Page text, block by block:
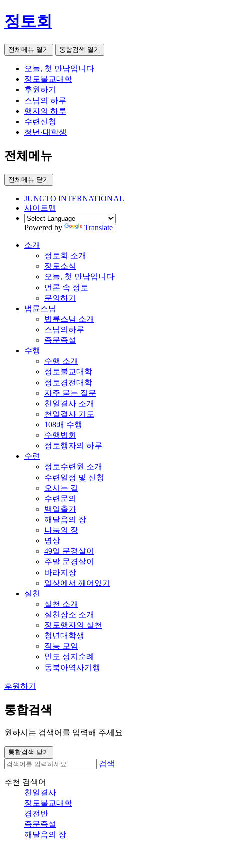
정토회
전체메뉴 열기 통합검색 열기
오늘, 첫 만남입니다
정토불교대학
후원하기
스님의 하루
행자의 하루
수련신청
청년·대학생
전체메뉴
전체메뉴 닫기
JUNGTO INTERNATIONAL
사이트맵
Powered by Translate
소개
정토회 소개
정토소식
오늘, 첫 만남입니다
언론 속 정토
문의하기
법륜스님
법륜스님 소개
스님의하루
즉문즉설
수행
수행 소개
정토불교대학
정토경전대학
자주 묻는 질문
천일결사 소개
천일결사 기도
108배 수행
수행법회
정토행자의 하루
수련
정토수련원 소개
수련일정 및 신청
오시는 길
수련문의
백일출가
깨달음의 장
나눔의 장
명상
49일 문경살이
주말 문경살이
바라지장
일상에서 깨어있기
실천
실천 소개
실천장소 소개
정토행자의 실천
청년대학생
직능 모임
인도 성지순례
동북아역사기행
후원하기
통합검색
원하시는 검색어를 입력해 주세요
통합검색 닫기
검색
추천 검색어
천일결사
정토불교대학
경전반
즉문즉설
깨달음의 장